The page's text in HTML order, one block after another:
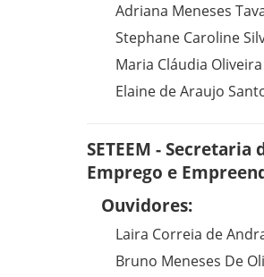
Adriana Meneses
Stephane Caroline
Maria Cláudia
Elaine de Araujo
SETEEM -
Emprego e
Ouvidores:
Laira Correia de
Bruno Meneses De